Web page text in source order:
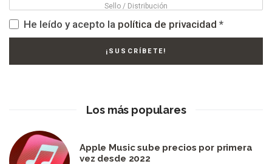
He leído y acepto la política de privacidad *
Los más populares
Apple Music sube precios por primera
vez desde 2022